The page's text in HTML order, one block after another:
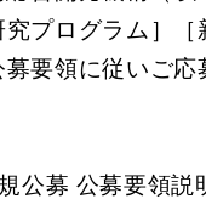
プログラム］
要領に従いご応
公募 公募要領説